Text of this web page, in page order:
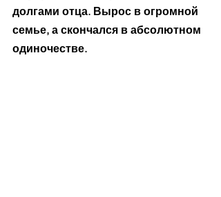
долгами отца. Вырос в огромной
семье, а скончался в абсолютном
одиночестве.